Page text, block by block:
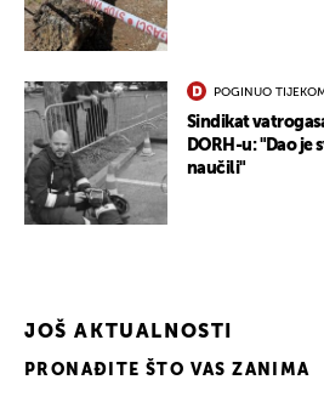
POGINUO
Sindikat
DORH-u: "Dao je
naučili"
JOŠ AKTUALNOSTI
PRONAĐITE ŠTO VAS ZANIMA